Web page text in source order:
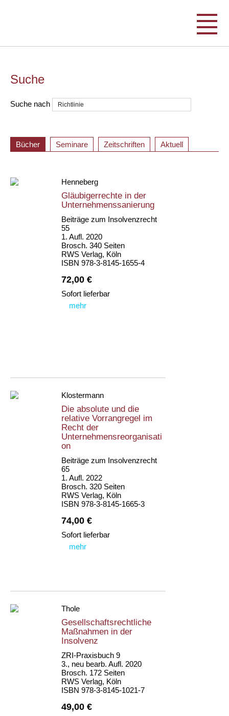
Suche
Suche nach
Bücher Seminare Zeitschriften Aktuell
Henneberg
Gläubigerrechte in der
Unternehmenssanierung
Beiträge zum Insolvenzrecht
55
1. Aufl. 2020
Brosch. 340 Seiten
RWS Verlag, Köln
ISBN 978-3-8145-1655-4
72,00 €
Sofort lieferbar
mehr
Klostermann
Die absolute und die
relative Vorrangregel im
Recht der
Unternehmensreorganisati
on
Beiträge zum Insolvenzrecht
65
1. Aufl. 2022
Brosch. 320 Seiten
RWS Verlag, Köln
ISBN 978-3-8145-1665-3
74,00 €
Sofort lieferbar
mehr
Thole
Gesellschaftsrechtliche
Maßnahmen in der
Insolvenz
ZRI-Praxisbuch 9
3., neu bearb. Aufl. 2020
Brosch. 172 Seiten
RWS Verlag, Köln
ISBN 978-3-8145-1021-7
49,00 €